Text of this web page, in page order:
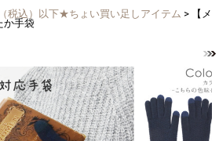
税込）以下★ちょい買い足しアイテム > 【メ
か手袋